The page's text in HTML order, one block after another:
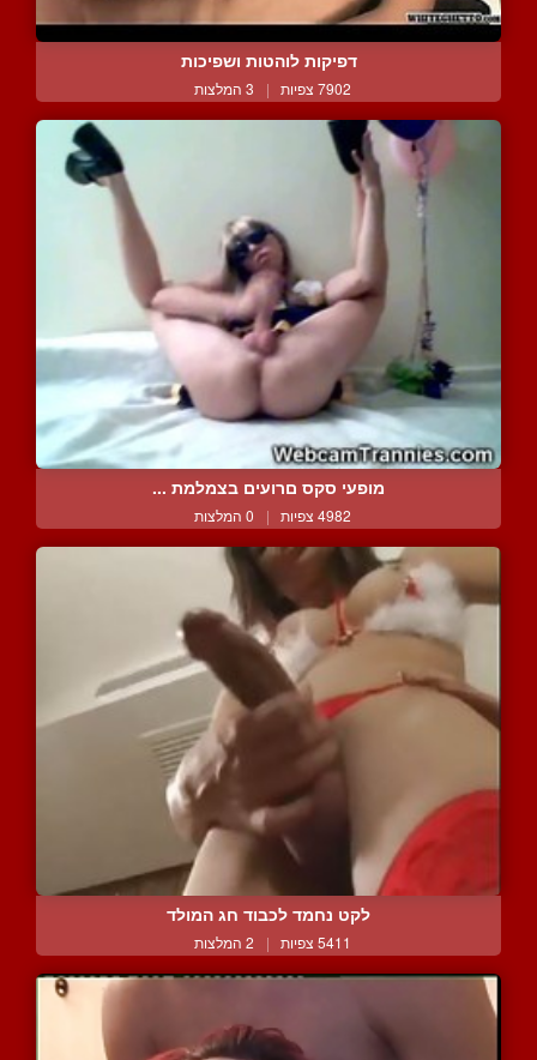
דפיקות לוהטות ושפיכות
7902 צפיות | 3 המלצות
מופעי סקס םרועים בצמלמת ...
4982 צפיות | 0 המלצות
לקט נחמד לכבוד חג המולד
5411 צפיות | 2 המלצות